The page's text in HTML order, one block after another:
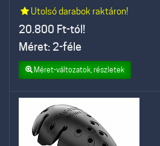
Utolsó darabok raktáron!
20.800 Ft-tól!
Méret: 2-féle
Méret-változatok, részletek